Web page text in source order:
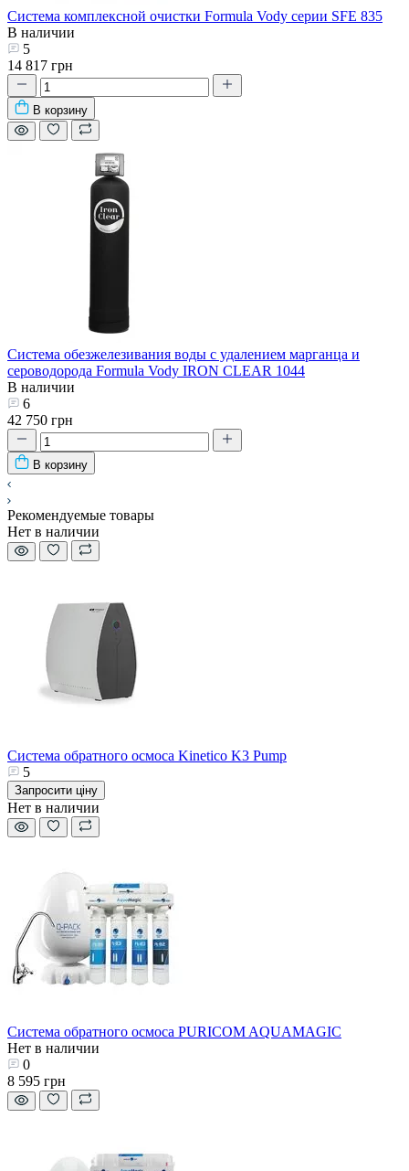
Система комплексной очистки Formula Vody серии SFE 835
В наличии
5
14 817 грн
В корзину
Система обезжелезивания воды с удалением марганца и
сероводорода Formula Vody IRON CLEAR 1044
В наличии
6
42 750 грн
В корзину
Рекомендуемые товары
Нет в наличии
Система обратного осмоса Kinetico K3 Pump
5
Запросити ціну
Нет в наличии
Система обратного осмоса PURICOM AQUAMAGIC
Нет в наличии
0
8 595 грн